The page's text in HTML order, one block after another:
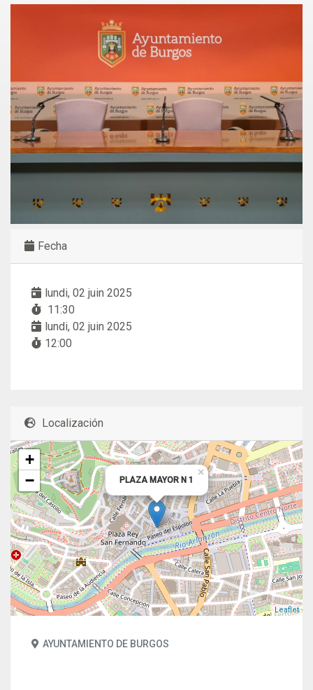
Fecha
lundi, 02 juin 2025
11:30
lundi, 02 juin 2025
12:00
Localización
PLAZA MAYOR N 1
×
+
−
Leaflet
AYUNTAMIENTO DE BURGOS